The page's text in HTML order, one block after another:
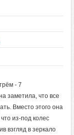
- 7
заметила, что все
Вместо этого она
из-под колес
взгляд в зеркало